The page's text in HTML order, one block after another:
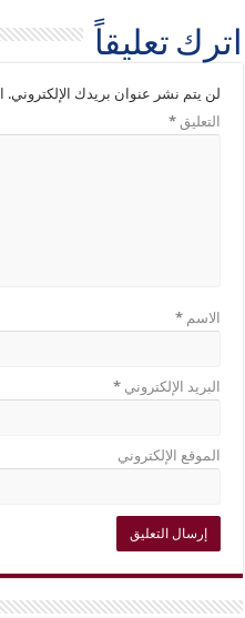
اترك تعليقاً
لن يتم نشر عنوان بريدك الإلكتروني.
التعليق*
الاسم*
البريد الإلكتروني*
الموقع الإلكتروني